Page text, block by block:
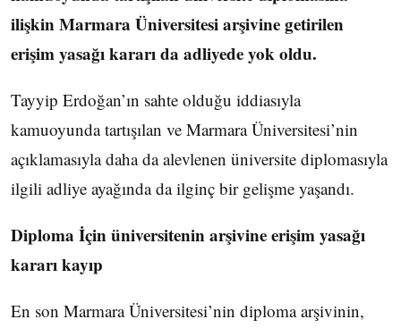
ilişkin Marmara Üniversitesi arşivine getirilen
erişim yasağı kararı da adliyede yok oldu.
Tayyip Erdoğan’ın sahte olduğu iddiasıyla
kamuoyunda tartışılan ve Marmara Üniversitesi’nin
açıklamasıyla daha da alevlenen üniversite diplomasıyla
ilgili adliye ayağında da ilginç bir gelişme yaşandı.
Diploma İçin üniversitenin arşivine erişim yasağı
kararı kayıp
En son Marmara Üniversitesi’nin diploma arşivinin,